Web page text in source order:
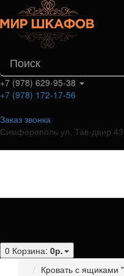
+7 (978) 629-95-38
+7 (978) 172-17-56
Заказ звонка
Симферополь ул. Тав-даир 43
0 Корзина: 0р.
Кровать с ящиками